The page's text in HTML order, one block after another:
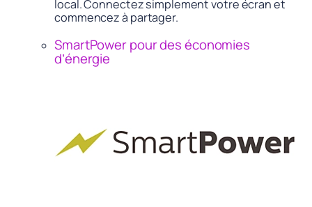
local. Connectez simplement votre écran et
commencez à partager.
SmartPower pour des économies
d’énergie